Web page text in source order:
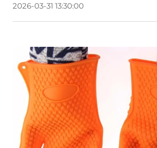
2026-03-31 13:30:00